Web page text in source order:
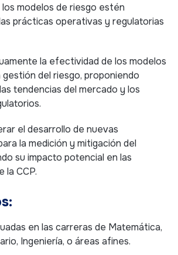
modelos de riesgo estén
prácticas operativas y regulatorias
la efectividad de los modelos
gestión del riesgo, proponiendo
tendencias del mercado y los
el desarrollo de nuevas
la medición y mitigación del
su impacto potencial en las
la CCP.
en las carreras de Matemática,
Ingeniería, o áreas afines.